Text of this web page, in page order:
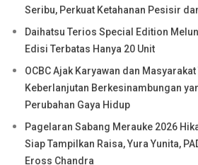
Seribu, Perkuat Ketahanan Pesisir
Daihatsu Terios Special Edition
Edisi Terbatas Hanya 20 Unit
OCBC Ajak Karyawan dan Masyarakat
Keberlanjutan Berkesinambungan
Perubahan Gaya Hidup
Pagelaran Sabang Merauke 2026
Siap Tampilkan Raisa, Yura Yunita,
Eross Chandra